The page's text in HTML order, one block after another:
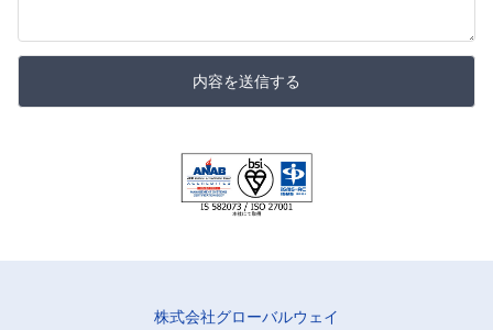
内容を送信する
株式会社グローバルウェイ